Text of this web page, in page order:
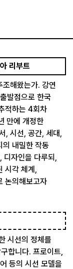
리부트
해왔는가. 강연
발점으로 한국
적하는 4회차
만에 개정한
, 시선, 공간, 세대,
의 내밀한 작동
디자인을 다루되,
시각 체계,
논의해보고자
시선의 정체를
합니다. 프로이트,
등의 시선 모델을